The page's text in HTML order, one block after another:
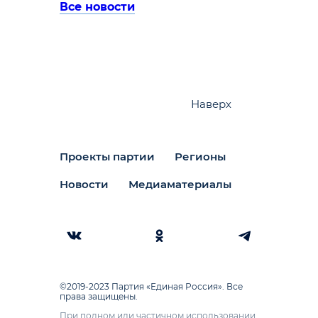
Все новости
Проекты партии Регионы
Новости Медиаматериалы
Наверх
©2019-2023 Партия «Единая Россия». Все
права защищены.
При полном или частичном использовании